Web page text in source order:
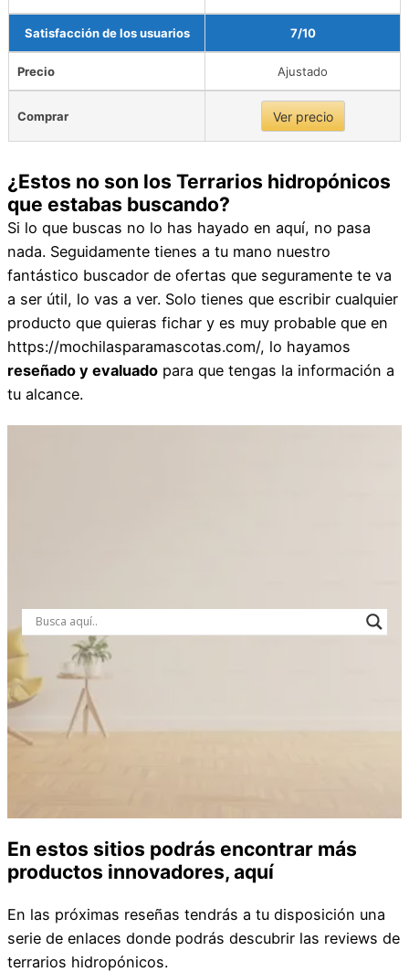
Satisfacción de los usuarios 7/10
Precio Ajustado
Comprar Ver precio
¿Estos no son los Terrarios hidropónicos
que estabas buscando?
Si lo que buscas no lo has hayado en aquí, no pasa
nada. Seguidamente tienes a tu mano nuestro
fantástico buscador de ofertas que seguramente te va
a ser útil, lo vas a ver. Solo tienes que escribir cualquier
producto que quieras fichar y es muy probable que en
https://mochilasparamascotas.com/, lo hayamos
reseñado y evaluado para que tengas la información a
tu alcance.
En estos sitios podrás encontrar más
productos innovadores, aquí
En las próximas reseñas tendrás a tu disposición una
serie de enlaces donde podrás descubrir las reviews de
terrarios hidropónicos.